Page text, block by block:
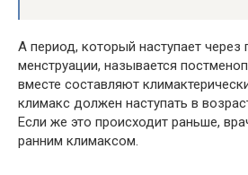
А период, который наступает через
менструации, называется
вместе составляют
климакс должен наступать в
Если же это происходит раньше,
ранним климаксом.